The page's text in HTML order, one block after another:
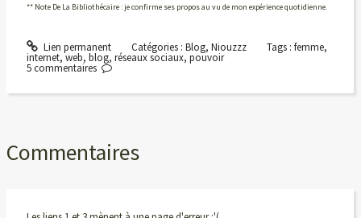
** Note De La Bibliothécaire : je confirme ses propos au vu de mon expérience quotidienne.
Lien permanent Catégories : Blog, Niouzzz Tags : femme,
internet, web, blog, réseaux sociaux, pouvoir
5 commentaires
Commentaires